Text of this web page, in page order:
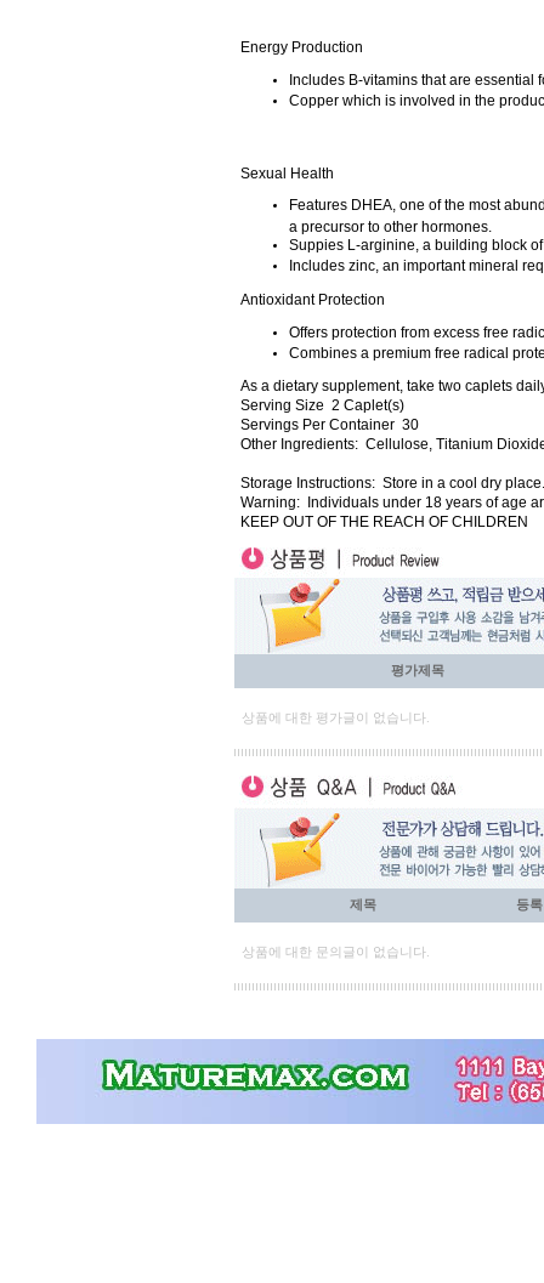
Energy Production
Includes B-vitamins that are
Copper which is involved in the
Sexual Health
Features DHEA, one of the most
a precursor to other hormones.
Suppies L-arginine, a building block
Includes zinc, an important mineral
Antioxidant Protection
Offers protection from excess free
Combines a premium free radical
As a dietary supplement, take two caplets
Serving Size 2 Caplet(s)
Servings Per Container 30
Other Ingredients: Cellulose, Titanium
Storage Instructions: Store in a cool dry place.
Warning: Individuals under 18 years of age
KEEP OUT OF THE REACH OF CHILDREN
평가제목
상품에 대한 평가글이 없습니다.
제목 등
상품에 대한 문의글이 없습니다.